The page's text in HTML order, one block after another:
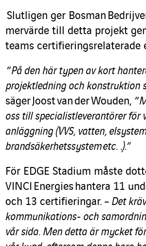
Slutligen ger Bosman
mervärde till detta projekt
teams certifieringsrelaterade
“På den här typen av kort
projektledning och konstruktion
säger Joost van der Wouden, “
oss till specialistleverantörer för
anläggning (VVS, vatten,
brandsäkerhetssystem etc. .).”
För EDGE Stadium måste
VINCI Energies hantera 11
och 13 certifieringar. – Det
kommunikations- och
vår sida. Men detta är mycket